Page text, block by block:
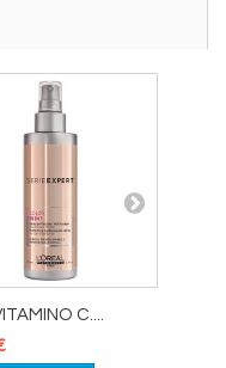
C....